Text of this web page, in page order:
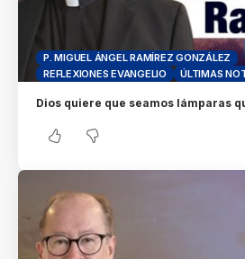
P. MIGUEL ÁNGEL RAMÍREZ GONZÁLEZ
REFLEXIONES EVANGELIO
ÚLTIMAS
Dios quiere que seamos lámparas